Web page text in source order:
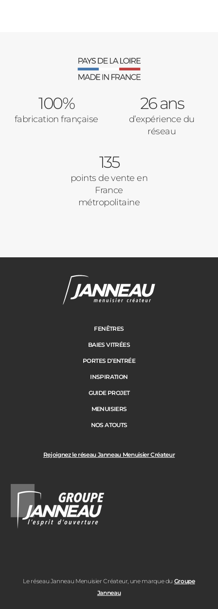
100%
fabrication française
26 ans
d’expérience du
réseau
135
points de vente en
France
métropolitaine
Rejoignez le réseau Janneau Menuisier Créateur
Le réseau Janneau Menuisier Créateur, une marque du Groupe
Janneau
FENÊTRES
BAIES VITRÉES
PORTES D’ENTRÉE
INSPIRATION
GUIDE PROJET
MENUISIERS
NOS ATOUTS
Janneau Menuisier Créateur